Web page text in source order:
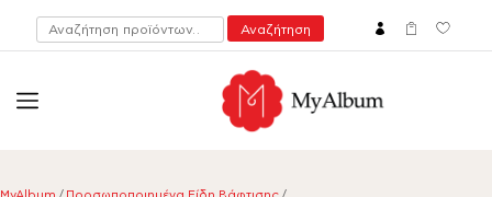
Αναζήτηση
για:
Αναζήτηση
open